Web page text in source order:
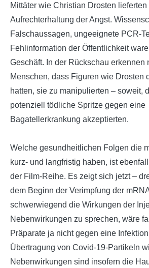
Mittäter wie Christian Drosten lieferten
Aufrechterhaltung der Angst.
Falschaussagen, ungeeignete PCR-
Fehlinformation der Öffentlichkeit
Geschäft. In der Rückschau erkennen
Menschen, dass Figuren wie Drosten
hatten, sie zu manipulierten – soweit,
potenziell tödliche Spritze gegen eine
Bagatellerkrankung akzeptierten.
Welche gesundheitlichen Folgen die
kurz- und langfristig haben, ist
der Film-Reihe. Es zeigt sich jetzt –
dem Beginn der Verimpfung der
schwerwiegend die Wirkungen der
Nebenwirkungen zu sprechen, wäre
Präparate ja nicht gegen eine
Übertragung von Covid-19-Partikeln
Nebenwirkungen sind insofern die